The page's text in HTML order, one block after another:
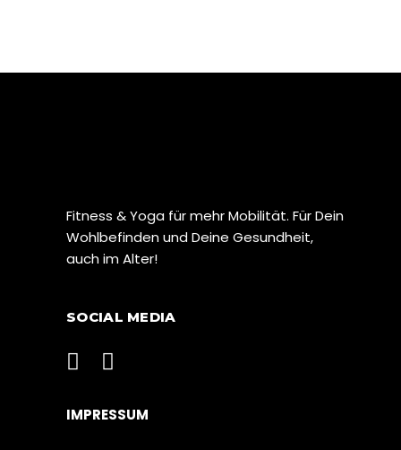
Fitness & Yoga für mehr Mobilität. Für Dein
Wohlbefinden und Deine Gesundheit,
auch im Alter!
SOCIAL MEDIA
IMPRESSUM